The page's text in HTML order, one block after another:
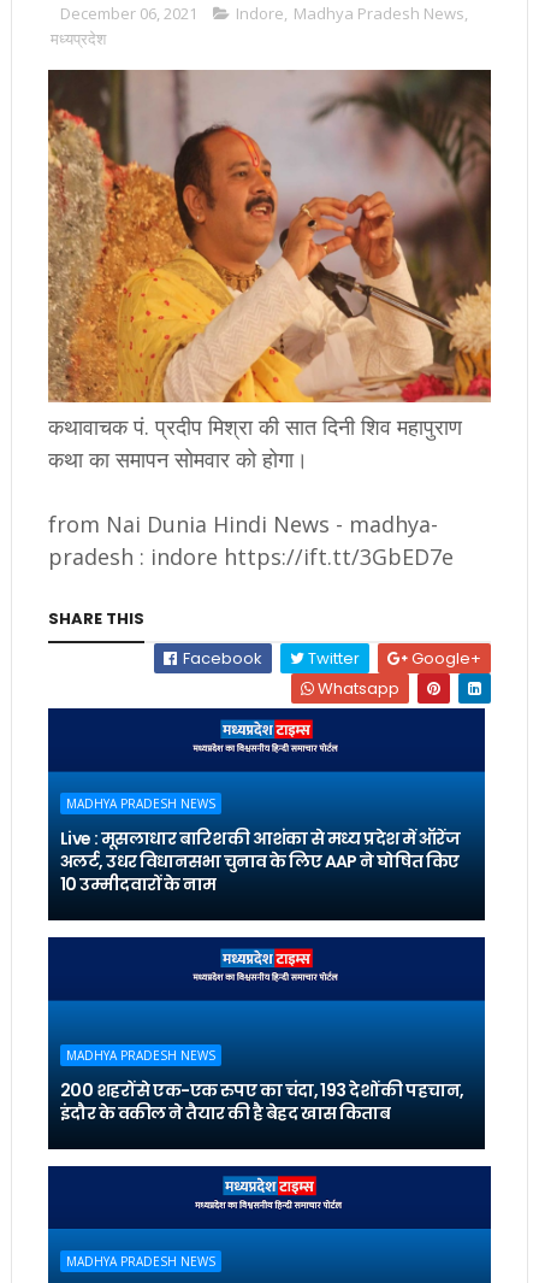
December 06, 2021 Indore, Madhya Pradesh News,
मध्यप्रदेश
कथावाचक पं. प्रदीप मिश्रा की सात दिनी शिव महापुराण
कथा का समापन सोमवार को होगा।
from Nai Dunia Hindi News - madhya-
pradesh : indore https://ift.tt/3GbED7e
SHARE THIS
Facebook
Twitter
Google+
Whatsapp
MADHYA PRADESH NEWS
Live : मूसलाधार बारिश की आशंका से मध्य प्रदेश में ऑरेंज
अलर्ट, उधर विधानसभा चुनाव के लिए AAP ने घोषित किए
10 उम्मीदवारों के नाम
MADHYA PRADESH NEWS
200 शहरों से एक-एक रुपए का चंदा, 193 देशों की पहचान,
इंदौर के वकील ने तैयार की है बेहद खास किताब
MADHYA PRADESH NEWS